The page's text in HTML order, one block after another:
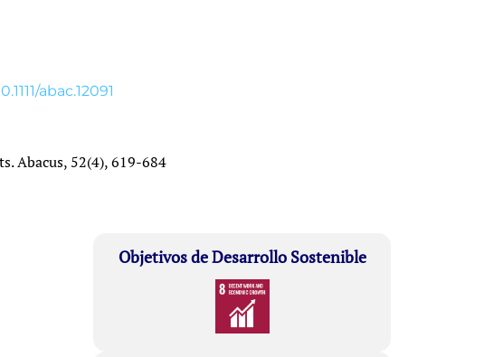
abac.12091
Abacus, 52(4), 619-684
Objetivos de Desarrollo Sostenible